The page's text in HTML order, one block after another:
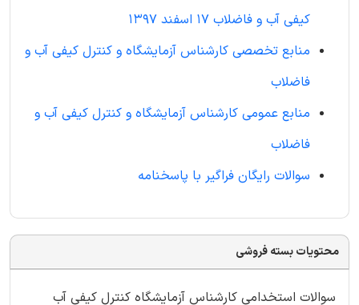
کیفی آب و فاضلاب 17 اسفند 1397
منابع تخصصی کارشناس آزمایشگاه و کنترل کیفی آب و
فاضلاب
منابع عمومی کارشناس آزمایشگاه و کنترل کیفی آب و
فاضلاب
سوالات رایگان فراگیر با پاسخنامه
محتویات بسته فروشی
سوالات استخدامی کارشناس آزمایشگاه کنترل کیفی آب